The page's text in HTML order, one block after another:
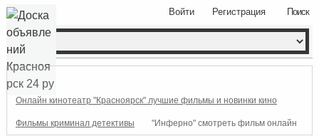
Поиск
Войти Регистрация
Онлайн кинотеатр "Красноярск" лучшие фильмы и новинки кино
Фильмы криминал детективы "Инферно" смотреть фильм онлайн